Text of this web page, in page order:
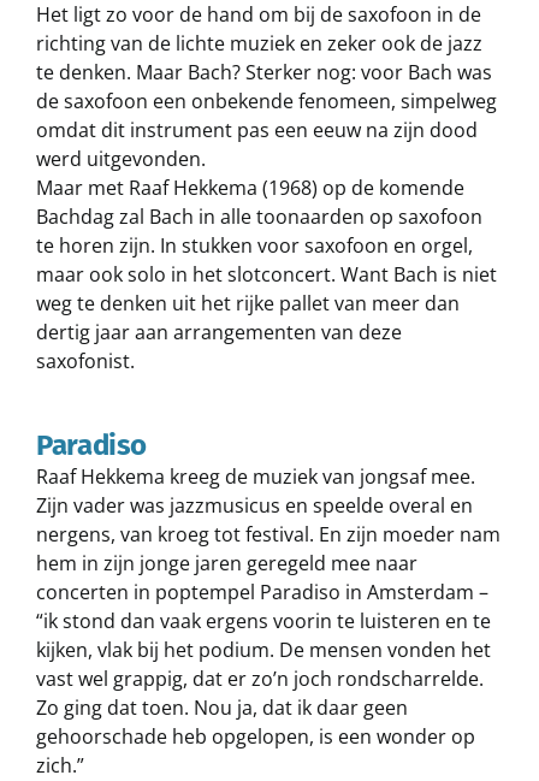
Het ligt zo voor de hand om bij de saxofoon in de
richting van de lichte muziek en zeker ook de jazz
te denken. Maar Bach? Sterker nog: voor Bach was
de saxofoon een onbekende fenomeen, simpelweg
omdat dit instrument pas een eeuw na zijn dood
werd uitgevonden.
Maar met Raaf Hekkema (1968) op de komende
Bachdag zal Bach in alle toonaarden op saxofoon
te horen zijn. In stukken voor saxofoon en orgel,
maar ook solo in het slotconcert. Want Bach is niet
weg te denken uit het rijke pallet van meer dan
dertig jaar aan arrangementen van deze
saxofonist.
Paradiso
Raaf Hekkema kreeg de muziek van jongsaf mee.
Zijn vader was jazzmusicus en speelde overal en
nergens, van kroeg tot festival. En zijn moeder nam
hem in zijn jonge jaren geregeld mee naar
concerten in poptempel Paradiso in Amsterdam –
“ik stond dan vaak ergens voorin te luisteren en te
kijken, vlak bij het podium. De mensen vonden het
vast wel grappig, dat er zo’n joch rondscharrelde.
Zo ging dat toen. Nou ja, dat ik daar geen
gehoorschade heb opgelopen, is een wonder op
zich.”